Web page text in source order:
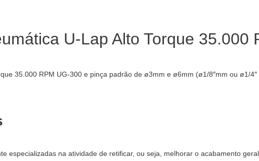
U-Lap Alto Torque 35.000
35.000 RPM UG-300 e pinça padrão de ø3mm e ø6mm (ø1/8″mm ou ø1/
especializadas na atividade de retificar, ou seja, melhorar o acabamento